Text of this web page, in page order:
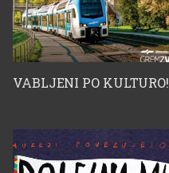
VABLJENI PO KULTURO!